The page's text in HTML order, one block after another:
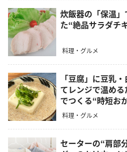
炊飯器の「保温
た“絶品サラダチ
料理・グルメ
「豆腐」に豆乳
てレンジで温める
でつくる“時短お
料理・グルメ
セーターの“肩部